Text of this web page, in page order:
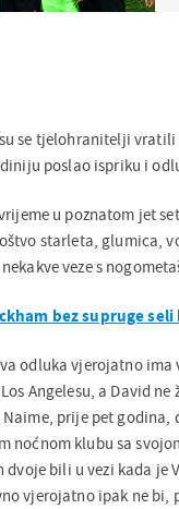
se tjelohranitelji vratili
poslao ispriku i
u poznatom jet
starleta, glumica,
veze s
bez supruge
odluka vjerojatno ima
Angelesu, a David
prije pet godina,
noćnom klubu sa
dvoje bili u vezi kada
vjerojatno ipak ne bi,